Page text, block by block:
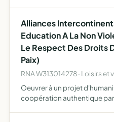
compris …
Alliances
Education A La Non
Le Respect Des Droits
Paix)
RNA W313014278 · Loisirs et
Oeuvrer à un projet
coopération authentique par